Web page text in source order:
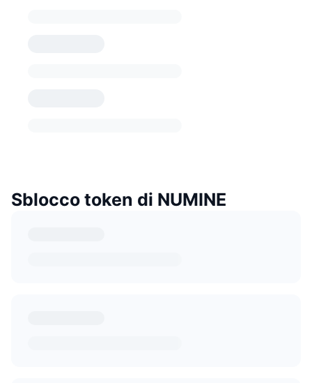
Sblocco token di NUMINE